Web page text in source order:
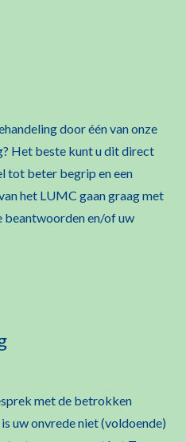
door één van onze
Het beste kunt u dit direct
tot beter begrip en een
het LUMC gaan graag met
beantwoorden en/of uw
met de betrokken
uw onvrede niet (voldoende)